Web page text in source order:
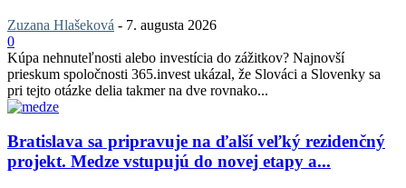
Zuzana Hlašeková - 7. augusta 2026
0
Kúpa nehnuteľnosti alebo investícia do zážitkov? Najnovší
prieskum spoločnosti 365.invest ukázal, že Slováci a Slovenky sa
pri tejto otázke delia takmer na dve rovnako...
Bratislava sa pripravuje na ďalší veľký rezidenčný
projekt. Medze vstupujú do novej etapy a...